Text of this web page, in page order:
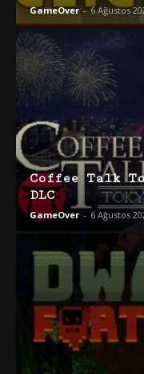
GameOver - 6 Ağustos
Coffee Talk
DLC
GameOver - 6 Ağustos